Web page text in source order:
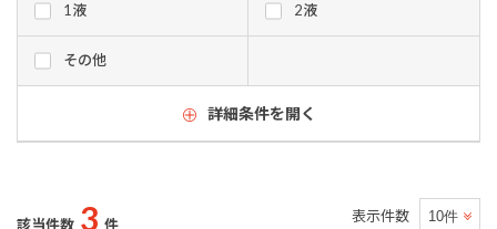
1液 2液
その他
詳細条件を開く
該当件数 3 件 表示件数